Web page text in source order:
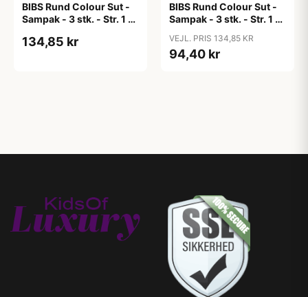
BIBS Rund Colour Sut -
Sampak - 3 stk. - Str. 1 -
134,85 kr
BIBS Rund Colour Sut -
Sampak - 3 stk. - Str. 1 -
VEJL. PRIS 134,85 KR
94,40 kr